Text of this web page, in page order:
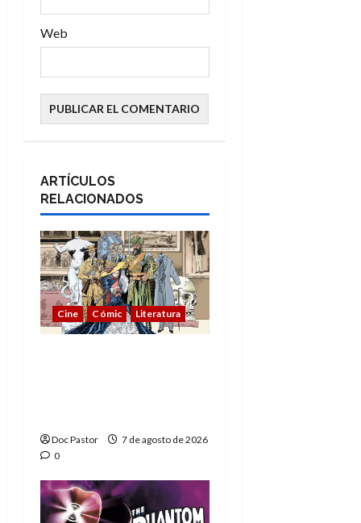
s
Web
ARTÍCULOS
RELACIONADOS
Cine Cómic Literatura
Doc Pastor
7 de agosto de 2026
0